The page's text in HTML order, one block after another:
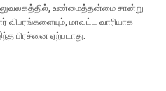
உண்மைத்தன்மை சான்று
விபரங்களையும், மாவட்ட வாரியாக
பிரச்னை ஏற்படாது.